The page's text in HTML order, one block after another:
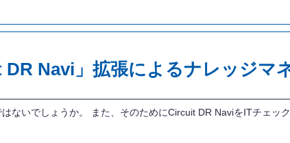
Navi」拡張によるナレッジマ
ないでしょうか。 また、そのためにCircuit DR NaviをITチェッ